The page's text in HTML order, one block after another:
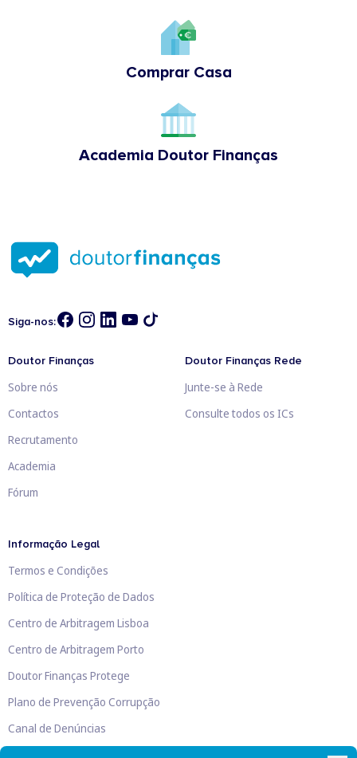
Comprar Casa
Academia Doutor Finanças
Siga-nos:
Doutor Finanças
Sobre nós
Contactos
Recrutamento
Academia
Fórum
Doutor Finanças Rede
Junte-se à Rede
Consulte todos os ICs
Informação Legal
Termos e Condições
Política de Proteção de Dados
Centro de Arbitragem Lisboa
Centro de Arbitragem Porto
Doutor Finanças Protege
Plano de Prevenção Corrupção
Canal de Denúncias